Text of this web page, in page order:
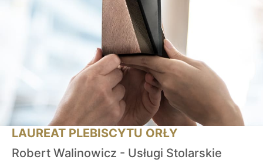
LAUREAT PLEBISCYTU ORŁY
Robert Walinowicz - Usługi Stolarskie